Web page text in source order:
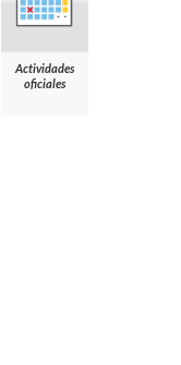
Actividades
oficiales